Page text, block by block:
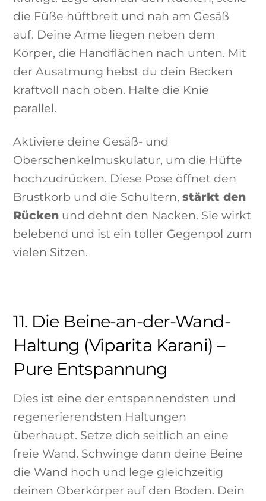
die Füße hüftbreit und nah am Gesäß
auf. Deine Arme liegen neben dem
Körper, die Handflächen nach unten. Mit
der Ausatmung hebst du dein Becken
kraftvoll nach oben. Halte die Knie
parallel.
Aktiviere deine Gesäß- und
Oberschenkelmuskulatur, um die Hüfte
hochzudrücken. Diese Pose öffnet den
Brustkorb und die Schultern,stärkt den
Rücken und dehnt den Nacken. Sie wirkt
belebend und ist ein toller Gegenpol zum
vielen Sitzen.
11. Die Beine-an-der-Wand-
Haltung (Viparita Karani) –
Pure Entspannung
Dies ist eine der entspannendsten und
regenerierendsten Haltungen
überhaupt. Setze dich seitlich an eine
freie Wand. Schwinge dann deine Beine
die Wand hoch und lege gleichzeitig
deinen Oberkörper auf den Boden. Dein